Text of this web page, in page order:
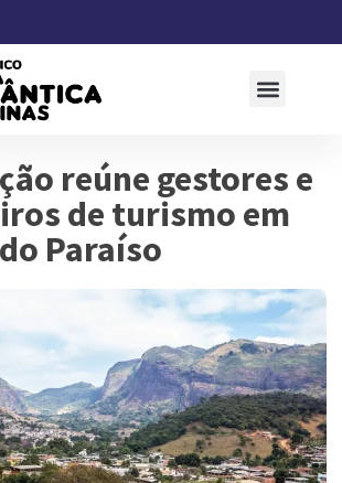
reúne gestores e
de turismo em
Paraíso